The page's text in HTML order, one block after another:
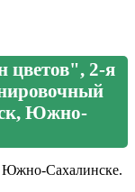
цветов", 2-я
Южно-
Южно-Сахалинске.